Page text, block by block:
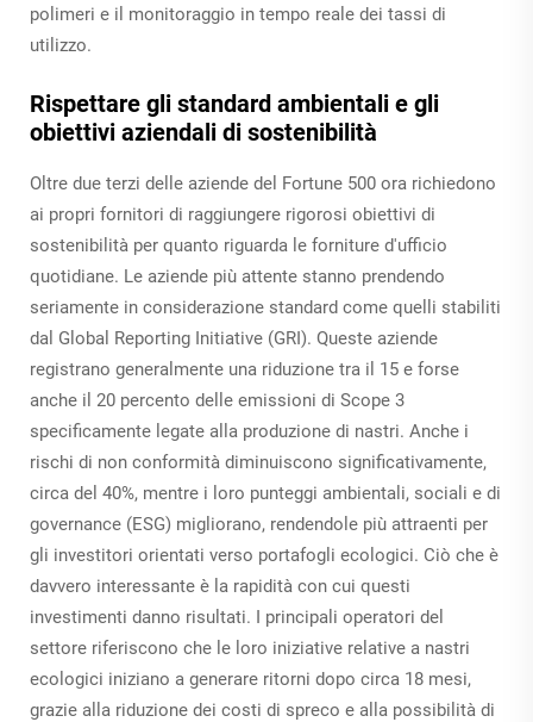
polimeri e il monitoraggio in tempo reale dei tassi di
utilizzo.
Rispettare gli standard ambientali e gli
obiettivi aziendali di sostenibilità
Oltre due terzi delle aziende del Fortune 500 ora richiedono
ai propri fornitori di raggiungere rigorosi obiettivi di
sostenibilità per quanto riguarda le forniture d'ufficio
quotidiane. Le aziende più attente stanno prendendo
seriamente in considerazione standard come quelli stabiliti
dal Global Reporting Initiative (GRI). Queste aziende
registrano generalmente una riduzione tra il 15 e forse
anche il 20 percento delle emissioni di Scope 3
specificamente legate alla produzione di nastri. Anche i
rischi di non conformità diminuiscono significativamente,
circa del 40%, mentre i loro punteggi ambientali, sociali e di
governance (ESG) migliorano, rendendole più attraenti per
gli investitori orientati verso portafogli ecologici. Ciò che è
davvero interessante è la rapidità con cui questi
investimenti danno risultati. I principali operatori del
settore riferiscono che le loro iniziative relative a nastri
ecologici iniziano a generare ritorni dopo circa 18 mesi,
grazie alla riduzione dei costi di spreco e alla possibilità di